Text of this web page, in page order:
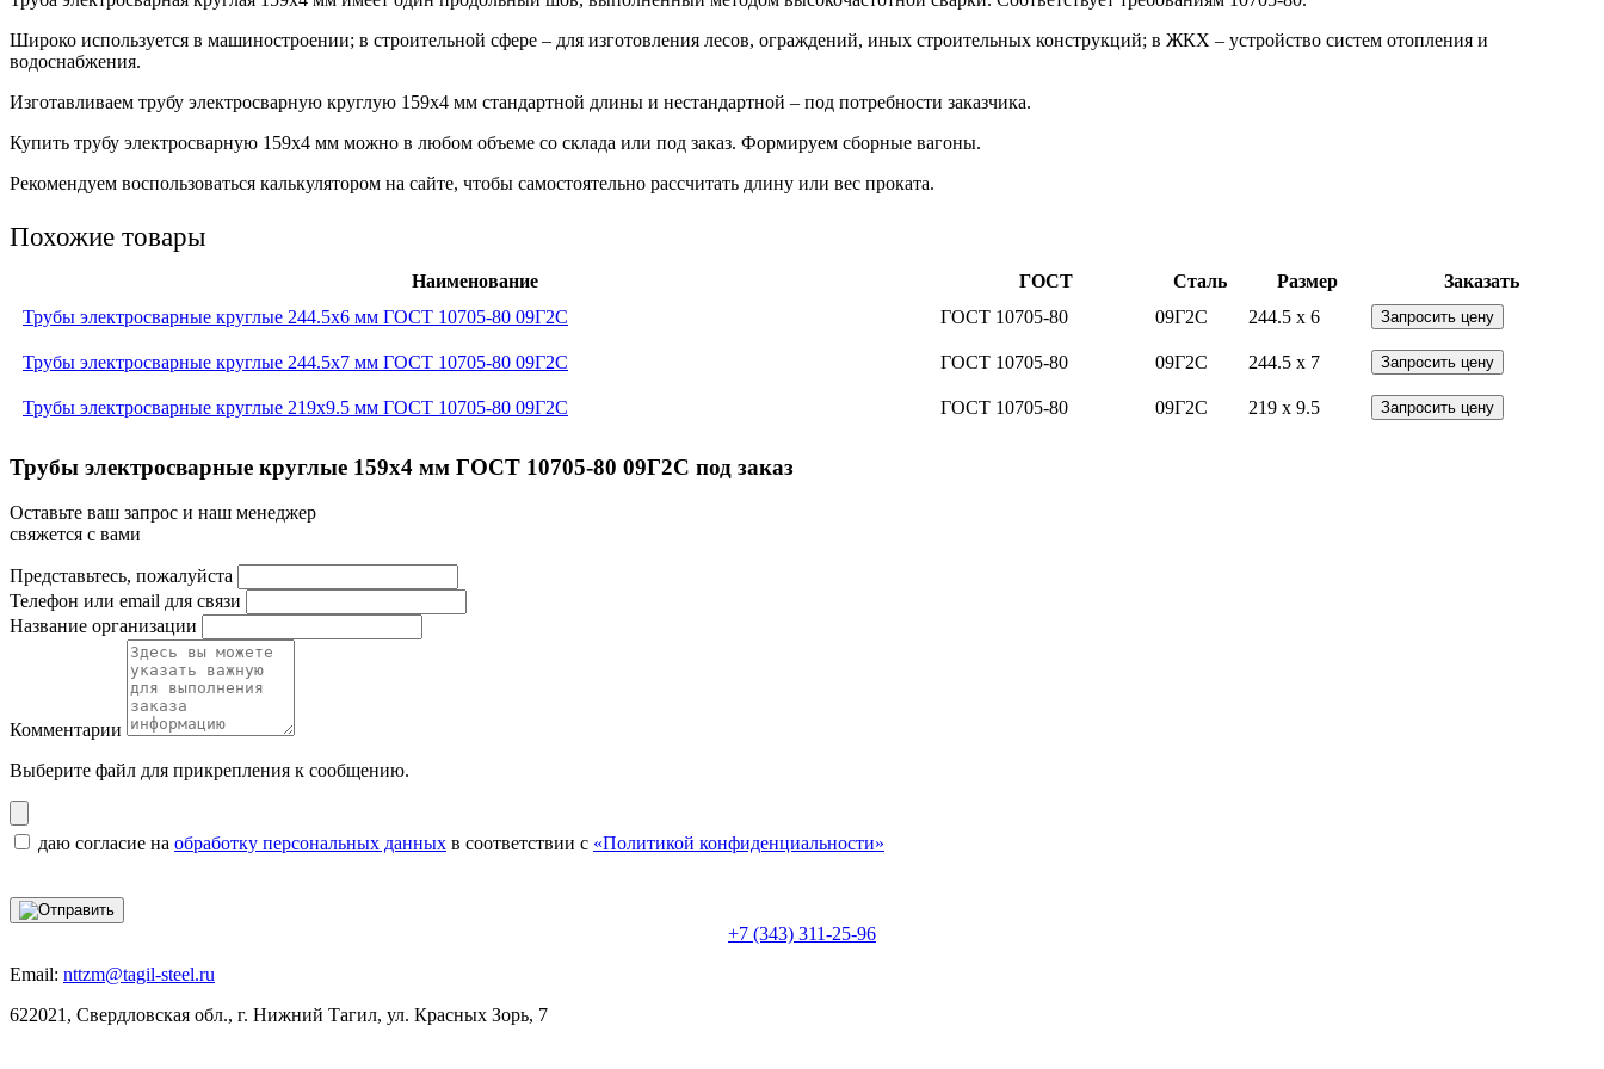
Широко используется в машиностроении; в строительной сфере – для изготовления лесов, ограждений, иных строительных конструкций; в ЖКХ – устройство систем отопления и
водоснабжения.
Изготавливаем трубу электросварную круглую 159х4 мм стандартной длины и нестандартной – под потребности заказчика.
Купить трубу электросварную 159х4 мм можно в любом объеме со склада или под заказ. Формируем сборные вагоны.
Рекомендуем воспользоваться калькулятором на сайте, чтобы самостоятельно рассчитать длину или вес проката.
Похожие товары
Наименование ГОСТ Сталь Размер
Заказать
Трубы электросварные круглые 244.5x6 мм ГОСТ 10705-80 09Г2С
ГОСТ 10705-80 09Г2С 244.5 x 6 Запросить цену
Трубы электросварные круглые 244.5x7 мм ГОСТ 10705-80 09Г2С ГОСТ 10705-80 09Г2С 244.5 x 7 Запросить цену
Трубы электросварные круглые 219x9.5 мм ГОСТ 10705-80 09Г2С ГОСТ 10705-80 09Г2С 219 x 9.5 Запросить цену
Трубы электросварные круглые 159x4 мм ГОСТ 10705-80 09Г2С под заказ
Оставьте ваш запрос и наш менеджер
свяжется с вами
Представьтесь, пожалуйста
Телефон или email для связи
Название организации
Комментарии
Выберите файл для прикрепления к сообщению.
даю согласие на обработку персональных данных в соответствии с «Политикой конфиденциальности»
+7 (343) 311-25-96
Email: nttzm@tagil-steel.ru
622021, Свердловская обл., г. Нижний Тагил, ул. Красных Зорь, 7